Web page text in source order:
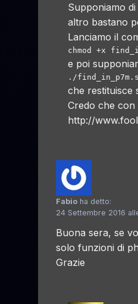
Supponiamo
altro bastano
Lanciamo il
chmod +x
e poi
./
che restituisce
Credo che con
http://
Fabio ha detto:
24 Settembre 2016
Buona sera, se
solo funzioni di
Grazie